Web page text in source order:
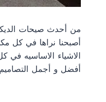
من أحدث صيحات
أصبحنا نراها في كل
الاشياء الاساسيه
أفضل و أجمل التصاميم